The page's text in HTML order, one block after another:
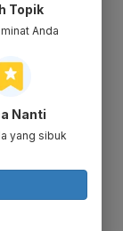
Topik
Anda
Nanti
yang sibuk